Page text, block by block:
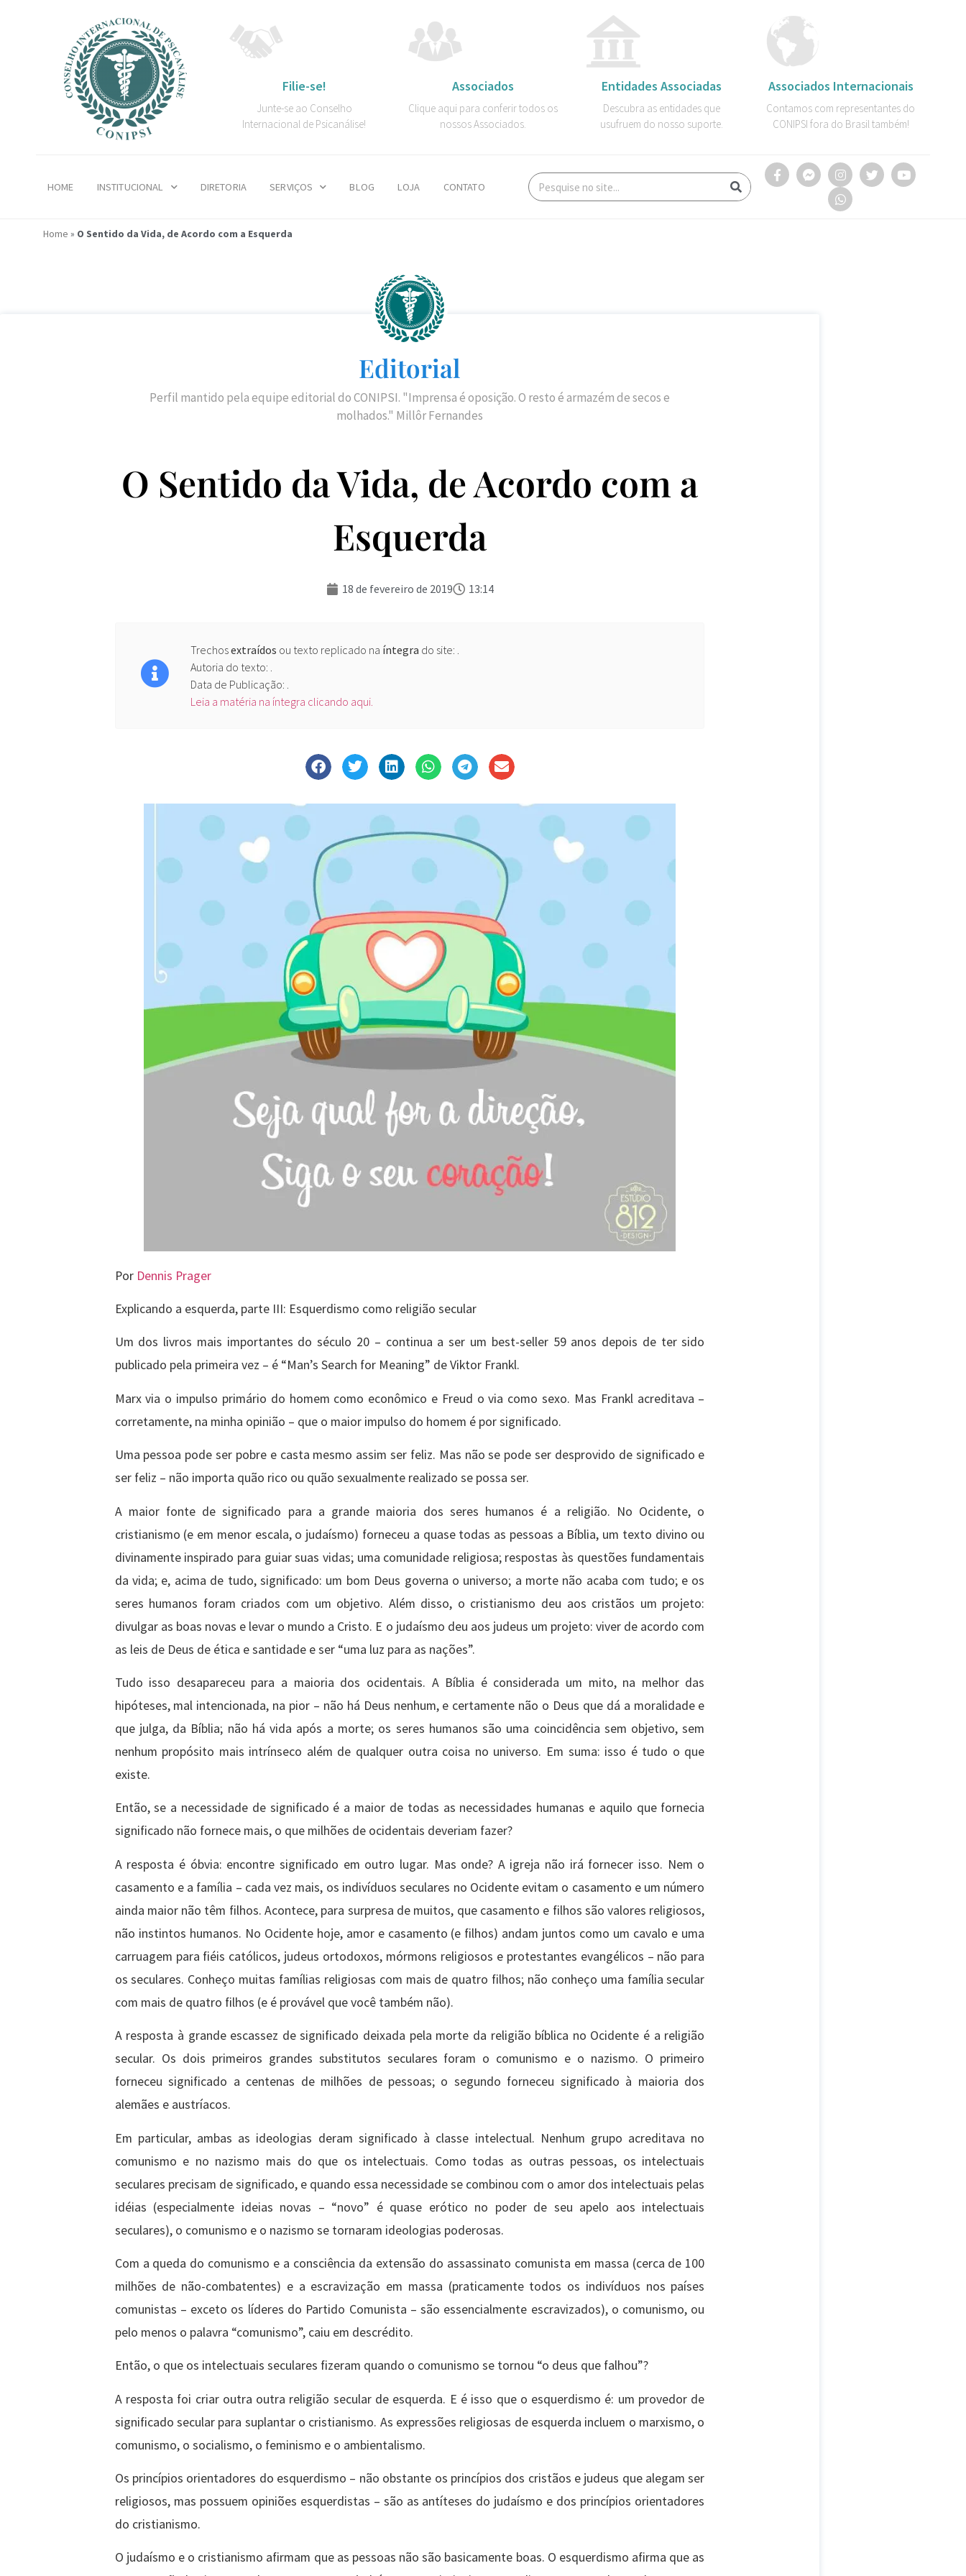
Filie-se!
Junte-se ao Conselho
Internacional de Psicanálise!
Associados
Clique aqui para conferir todos os
nossos Associados.
Entidades Associadas
Descubra as entidades que
usufruem do nosso suporte.
Associados Internacionais
Contamos com representantes do
CONIPSI fora do Brasil também!
HOME INSTITUCIONAL DIRETORIA SERVIÇOS BLOG LOJA CONTATO
Home » O Sentido da Vida, de Acordo com a Esquerda
Editorial
Perfil mantido pela equipe editorial do CONIPSI. "Imprensa é oposição. O resto é armazém de secos e
molhados." Millôr Fernandes
O Sentido da Vida, de Acordo com a
Esquerda
18 de fevereiro de 2019 13:14
Trechosextraídos ou texto replicado na íntegra do site: .
Autoria do texto: .
Data de Publicação: .
Leia a matéria na íntegra clicando aqui.
Por Dennis Prager
Explicando a esquerda, parte III: Esquerdismo como religião secular
Um dos livros mais importantes do século 20 – continua a ser um best-seller 59 anos depois de ter sido
publicado pela primeira vez – é “Man’s Search for Meaning” de Viktor Frankl.
Marx via o impulso primário do homem como econômico e Freud o via como sexo. Mas Frankl acreditava –
corretamente, na minha opinião – que o maior impulso do homem é por significado.
Uma pessoa pode ser pobre e casta mesmo assim ser feliz. Mas não se pode ser desprovido de significado e
ser feliz – não importa quão rico ou quão sexualmente realizado se possa ser.
A maior fonte de significado para a grande maioria dos seres humanos é a religião. No Ocidente, o
cristianismo (e em menor escala, o judaísmo) forneceu a quase todas as pessoas a Bíblia, um texto divino ou
divinamente inspirado para guiar suas vidas; uma comunidade religiosa; respostas às questões fundamentais
da vida; e, acima de tudo, significado: um bom Deus governa o universo; a morte não acaba com tudo; e os
seres humanos foram criados com um objetivo. Além disso, o cristianismo deu aos cristãos um projeto:
divulgar as boas novas e levar o mundo a Cristo. E o judaísmo deu aos judeus um projeto: viver de acordo com
as leis de Deus de ética e santidade e ser “uma luz para as nações”.
Tudo isso desapareceu para a maioria dos ocidentais. A Bíblia é considerada um mito, na melhor das
hipóteses, mal intencionada, na pior – não há Deus nenhum, e certamente não o Deus que dá a moralidade e
que julga, da Bíblia; não há vida após a morte; os seres humanos são uma coincidência sem objetivo, sem
nenhum propósito mais intrínseco além de qualquer outra coisa no universo. Em suma: isso é tudo o que
existe.
Então, se a necessidade de significado é a maior de todas as necessidades humanas e aquilo que fornecia
significado não fornece mais, o que milhões de ocidentais deveriam fazer?
A resposta é óbvia: encontre significado em outro lugar. Mas onde? A igreja não irá fornecer isso. Nem o
casamento e a família – cada vez mais, os indivíduos seculares no Ocidente evitam o casamento e um número
ainda maior não têm filhos. Acontece, para surpresa de muitos, que casamento e filhos são valores religiosos,
não instintos humanos. No Ocidente hoje, amor e casamento (e filhos) andam juntos como um cavalo e uma
carruagem para fiéis católicos, judeus ortodoxos, mórmons religiosos e protestantes evangélicos – não para
os seculares. Conheço muitas famílias religiosas com mais de quatro filhos; não conheço uma família secular
com mais de quatro filhos (e é provável que você também não).
A resposta à grande escassez de significado deixada pela morte da religião bíblica no Ocidente é a religião
secular. Os dois primeiros grandes substitutos seculares foram o comunismo e o nazismo. O primeiro
forneceu significado a centenas de milhões de pessoas; o segundo forneceu significado à maioria dos
alemães e austríacos.
Em particular, ambas as ideologias deram significado à classe intelectual. Nenhum grupo acreditava no
comunismo e no nazismo mais do que os intelectuais. Como todas as outras pessoas, os intelectuais
seculares precisam de significado, e quando essa necessidade se combinou com o amor dos intelectuais pelas
idéias (especialmente ideias novas – “novo” é quase erótico no poder de seu apelo aos intelectuais
seculares), o comunismo e o nazismo se tornaram ideologias poderosas.
Com a queda do comunismo e a consciência da extensão do assassinato comunista em massa (cerca de 100
milhões de não-combatentes) e a escravização em massa (praticamente todos os indivíduos nos países
comunistas – exceto os líderes do Partido Comunista – são essencialmente escravizados), o comunismo, ou
pelo menos o palavra “comunismo”, caiu em descrédito.
Então, o que os intelectuais seculares fizeram quando o comunismo se tornou “o deus que falhou”?
A resposta foi criar outra outra religião secular de esquerda. E é isso que o esquerdismo é: um provedor de
significado secular para suplantar o cristianismo. As expressões religiosas de esquerda incluem o marxismo, o
comunismo, o socialismo, o feminismo e o ambientalismo.
Os princípios orientadores do esquerdismo – não obstante os princípios dos cristãos e judeus que alegam ser
religiosos, mas possuem opiniões esquerdistas – são as antíteses do judaísmo e dos princípios orientadores
do cristianismo.
O judaísmo e o cristianismo afirmam que as pessoas não são basicamente boas. O esquerdismo afirma que as